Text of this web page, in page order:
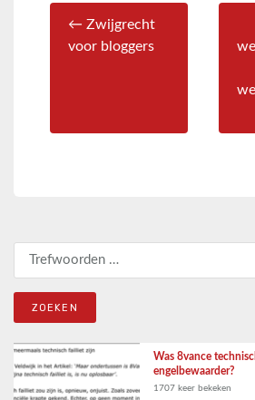
← Zwijgrecht
voor bloggers
Zoeken naar:
Was 8vance
engelbewaarder?
1707 keer bekeken